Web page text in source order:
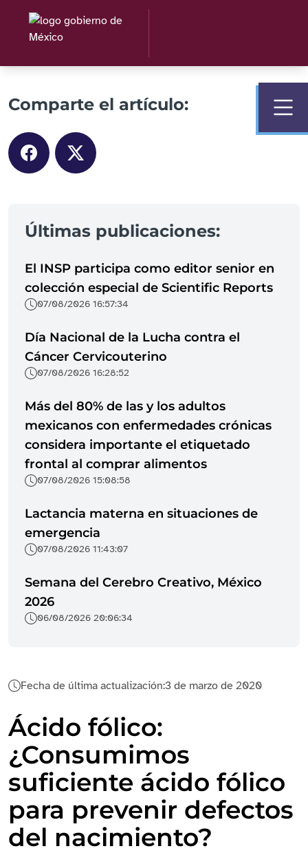
Comparte el artículo:
Últimas publicaciones:
El INSP participa como editor senior en
colección especial de Scientific Reports
07/08/2026 16:57:34
Día Nacional de la Lucha contra el
Cáncer Cervicouterino
07/08/2026 16:28:52
Más del 80% de las y los adultos
mexicanos con enfermedades crónicas
considera importante el etiquetado
frontal al comprar alimentos
07/08/2026 15:08:58
Lactancia materna en situaciones de
emergencia
07/08/2026 11:43:07
Semana del Cerebro Creativo, México
2026
06/08/2026 20:06:34
Fecha de última actualización:3 de marzo de 2020
Ácido fólico:
¿Consumimos
suficiente ácido fólico
para prevenir defectos
del nacimiento?